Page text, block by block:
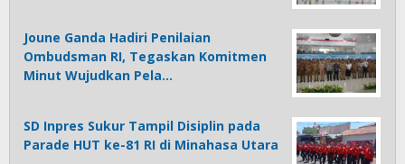
Joune Ganda Hadiri Penilaian
Ombudsman RI, Tegaskan Komitmen
Minut Wujudkan Pela…
SD Inpres Sukur Tampil Disiplin pada
Parade HUT ke-81 RI di Minahasa Utara